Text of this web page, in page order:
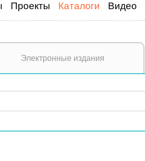
Проекты Каталоги Видео
Электронные издания